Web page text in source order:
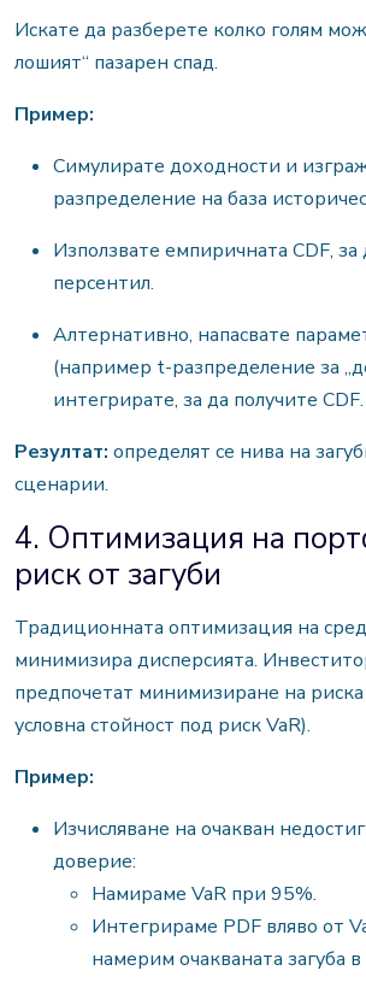
Искате да разберете колко голям
лошият“ пазарен спад.
Пример:
Симулирате доходности и
разпределение на база
Използвате емпиричната CDF,
персентил.
Алтернативно, напасвате
(например t-разпределение за
интегрирате, за да получите CDF.
Резултат: определят се нива на
сценарии.
4. Оптимизация на
риск от загуби
Традиционната оптимизация на
минимизира дисперсията.
предпочетат минимизиране на риска
условна стойност под риск VaR).
Пример:
Изчисляване на очакван
доверие:
Намираме VaR при 95%.
Интегрираме PDF вляво от
намерим очакваната загуба